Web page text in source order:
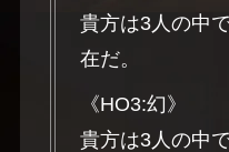
貴方は3人の中
在だ。
《HO3:幻》
貴方は3人の中